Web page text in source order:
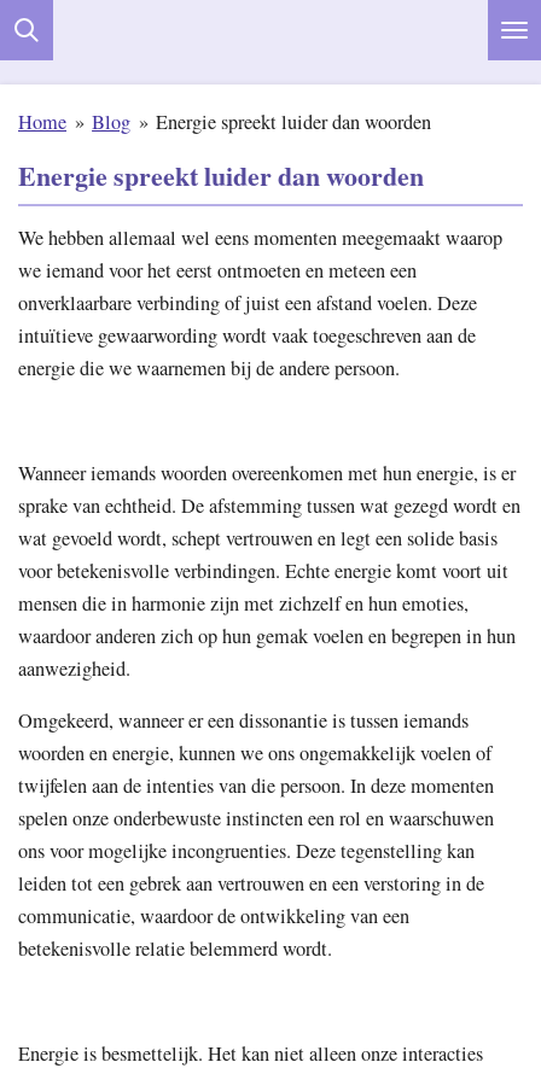
Ga
direct
naar
de
Home » Blog » Energie spreekt luider dan woorden
Energie spreekt luider dan woorden
We hebben allemaal wel eens momenten meegemaakt waarop
we iemand voor het eerst ontmoeten en meteen een
onverklaarbare verbinding of juist een afstand voelen. Deze
intuïtieve gewaarwording wordt vaak toegeschreven aan de
energie die we waarnemen bij de andere persoon.
Wanneer iemands woorden overeenkomen met hun energie, is er
sprake van echtheid. De afstemming tussen wat gezegd wordt en
wat gevoeld wordt, schept vertrouwen en legt een solide basis
voor betekenisvolle verbindingen. Echte energie komt voort uit
mensen die in harmonie zijn met zichzelf en hun emoties,
waardoor anderen zich op hun gemak voelen en begrepen in hun
aanwezigheid.
Omgekeerd, wanneer er een dissonantie is tussen iemands
woorden en energie, kunnen we ons ongemakkelijk voelen of
twijfelen aan de intenties van die persoon. In deze momenten
spelen onze onderbewuste instincten een rol en waarschuwen
ons voor mogelijke incongruenties. Deze tegenstelling kan
leiden tot een gebrek aan vertrouwen en een verstoring in de
communicatie, waardoor de ontwikkeling van een
betekenisvolle relatie belemmerd wordt.
Energie is besmettelijk. Het kan niet alleen onze interacties